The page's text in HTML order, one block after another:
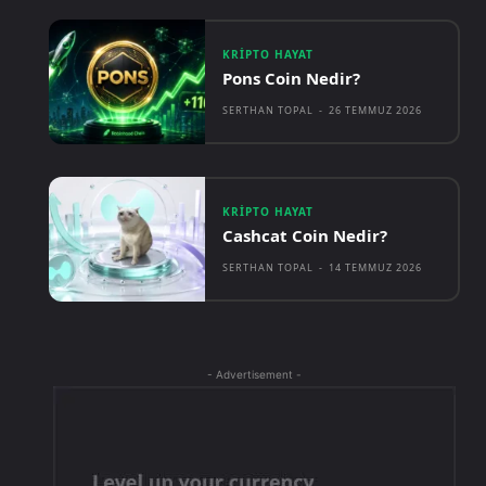
KRIPTO HAYAT
Pons Coin Nedir?
SERTHAN TOPAL - 26 TEMMUZ 2026
KRIPTO HAYAT
Cashcat Coin Nedir?
SERTHAN TOPAL - 14 TEMMUZ 2026
- Advertisement -